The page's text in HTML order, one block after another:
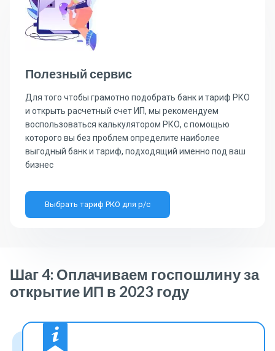
Полезный сервис
Для того чтобы грамотно подобрать банк и тариф РКО
и открыть расчетный счет ИП, мы рекомендуем
воспользоваться калькулятором РКО, с помощью
которого вы без проблем определите наиболее
выгодный банк и тариф, подходящий именно под ваш
бизнес
Выбрать тариф РКО для р/с
Шаг 4: Оплачиваем госпошлину за
открытие ИП в 2023 году